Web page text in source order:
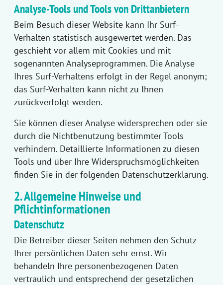
Analyse-Tools und Tools von Drittanbietern
Beim Besuch dieser Website kann Ihr Surf-
Verhalten statistisch ausgewertet werden. Das
geschieht vor allem mit Cookies und mit
sogenannten Analyseprogrammen. Die Analyse
Ihres Surf-Verhaltens erfolgt in der Regel anonym;
das Surf-Verhalten kann nicht zu Ihnen
zurückverfolgt werden.
Sie können dieser Analyse widersprechen oder sie
durch die Nichtbenutzung bestimmter Tools
verhindern. Detaillierte Informationen zu diesen
Tools und über Ihre Widerspruchsmöglichkeiten
finden Sie in der folgenden Datenschutzerklärung.
2. Allgemeine Hinweise und
Pflichtinformationen
Datenschutz
Die Betreiber dieser Seiten nehmen den Schutz
Ihrer persönlichen Daten sehr ernst. Wir
behandeln Ihre personenbezogenen Daten
vertraulich und entsprechend der gesetzlichen